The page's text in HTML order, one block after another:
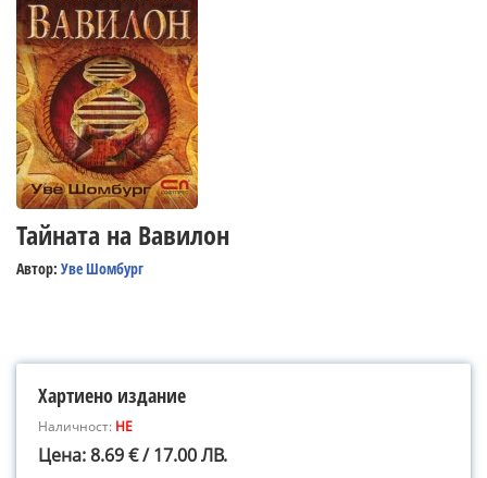
Тайната на Вавилон
Автор: Уве Шомбург
Хартиено издание
Наличност: НЕ
Цена: 8.69 € / 17.00 ЛВ.